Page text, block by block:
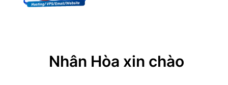
Nhân Hòa xin chào